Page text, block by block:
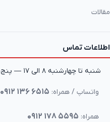
مقالات
اطلاعات تماس
شنبه تا چهارشنبه ۸ الی ۱۷ — پنج‌شنبه ۸ الی ۱۳
واتساپ / همراه: ۰۹۱۲ ۱۳۶ ۶۵۱۵
همراه: ۰۹۱۲ ۱۷۸ ۵۵۹۵